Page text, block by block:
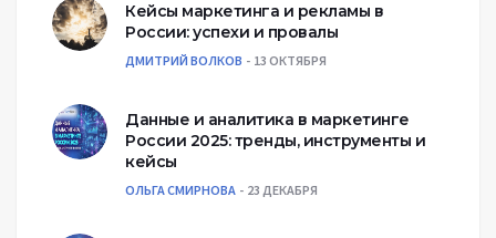
Кейсы маркетинга и рекламы в
России: успехи и провалы
ДМИТРИЙ ВОЛКОВ 13 ОКТЯБРЯ
Данные и аналитика в маркетинге
России 2025: тренды, инструменты и
кейсы
ОЛЬГА СМИРНОВА 23 ДЕКАБРЯ